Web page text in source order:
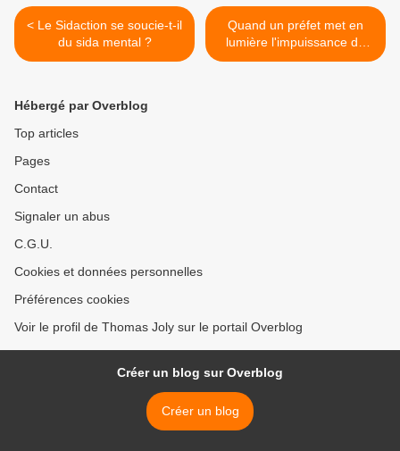
< Le Sidaction se soucie-t-il
du sida mental ?
Quand un préfet met en
lumière l'impuissance du
Président de la
Hébergé par Overblog
Top articles
Pages
Contact
Signaler un abus
C.G.U.
Cookies et données personnelles
Préférences cookies
Voir le profil de Thomas Joly sur le portail Overblog
Créer un blog sur Overblog
Créer un blog